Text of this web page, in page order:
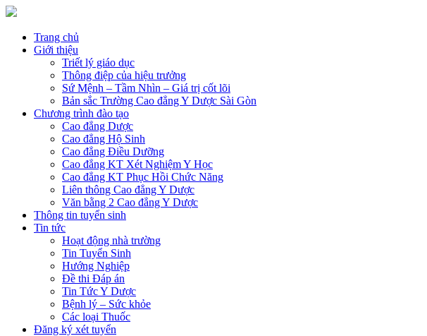
Trang chủ
Giới thiệu
Triết lý giáo dục
Thông điệp của hiệu trưởng
Sứ Mệnh – Tầm Nhìn – Giá trị cốt lõi
Bản sắc Trường Cao đẳng Y Dược Sài Gòn
Chương trình đào tạo
Cao đẳng Dược
Cao đẳng Hộ Sinh
Cao đẳng Điều Dưỡng
Cao đẳng KT Xét Nghiệm Y Học
Cao đẳng KT Phục Hồi Chức Năng
Liên thông Cao đẳng Y Dược
Văn bằng 2 Cao đẳng Y Dược
Thông tin tuyển sinh
Tin tức
Hoạt động nhà trường
Tin Tuyển Sinh
Hướng Nghiệp
Đề thi Đáp án
Tin Tức Y Dược
Bệnh lý – Sức khỏe
Các loại Thuốc
Đăng ký xét tuyển